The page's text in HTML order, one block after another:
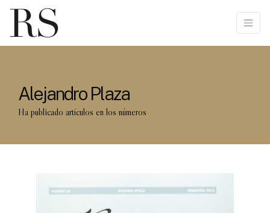
Alejandro Plaza
Ha publicado artículos en los números